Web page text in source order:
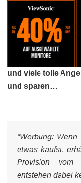
und viele tolle
und sparen…
*Werbung: Wenn
etwas kaufst,
Provision vom
entstehen dabei